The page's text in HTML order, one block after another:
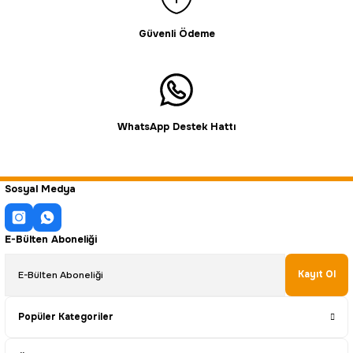
Güvenli Ödeme
WhatsApp Destek Hattı
Sosyal Medya
E-Bülten Aboneliği
Kayıt Ol
Popüler Kategoriler